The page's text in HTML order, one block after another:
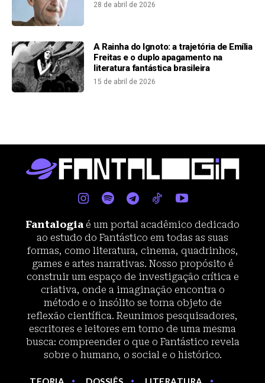
28 de abril de 2026
A Rainha do Ignoto: a trajetória de Emília
Freitas e o duplo apagamento na
literatura fantástica brasileira
15 de abril de 2026
Fantalogia é um portal acadêmico dedicado
ao estudo do Fantástico em todas as suas
formas, como literatura, cinema, quadrinhos,
games e artes narrativas. Nosso propósito é
construir um espaço de investigação crítica e
criativa, onde a imaginação encontra o
método e o insólito se torna objeto de
reflexão científica. Reunimos pesquisadores,
escritores e leitores em torno de uma mesma
busca: compreender o que o Fantástico revela
sobre o humano, o social e o histórico.